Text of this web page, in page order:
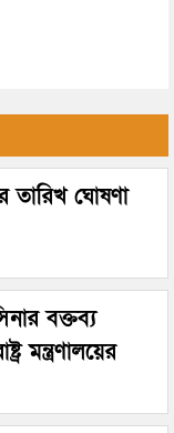
তারিখ ঘোষণা
বক্তব্য
মন্ত্রণালয়ের